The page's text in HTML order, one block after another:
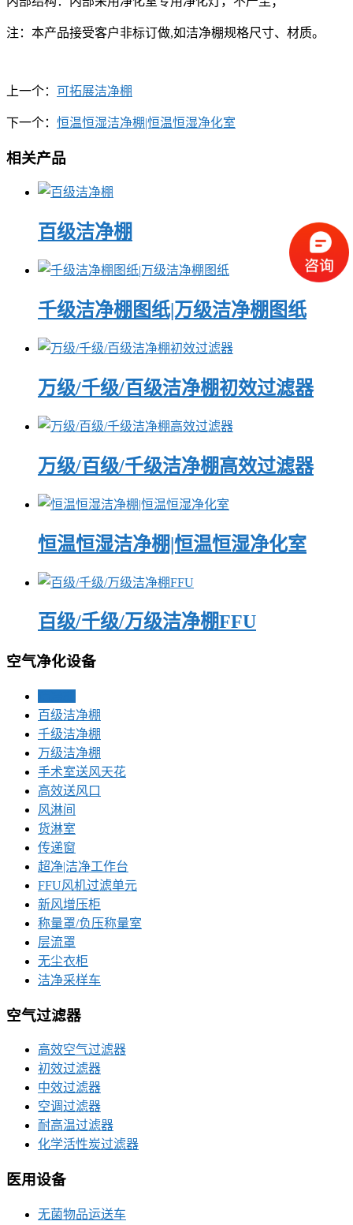
注：本产品接受客户非标订做,如洁净棚规格尺寸、材质。
上一个： 可拓展洁净棚
下一个： 恒温恒湿洁净棚|恒温恒湿净化室
相关产品
百级洁净棚
千级洁净棚图纸|万级洁净棚图纸
万级/千级/百级洁净棚初效过滤器
万级/百级/千级洁净棚高效过滤器
恒温恒湿洁净棚|恒温恒湿净化室
百级/千级/万级洁净棚FFU
空气净化设备
百级洁净棚
千级洁净棚
万级洁净棚
手术室送风天花
高效送风口
风淋间
货淋室
传递窗
超净|洁净工作台
FFU风机过滤单元
新风增压柜
称量罩/负压称量室
层流罩
无尘衣柜
洁净采样车
空气过滤器
高效空气过滤器
初效过滤器
中效过滤器
空调过滤器
耐高温过滤器
化学活性炭过滤器
医用设备
无菌物品运送车